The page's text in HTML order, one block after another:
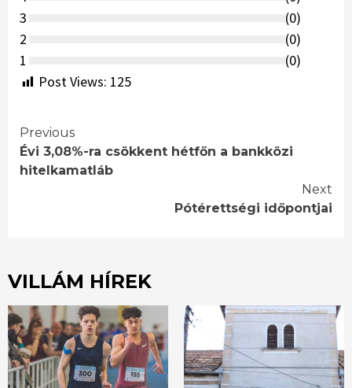
3
(0)
2
(0)
1
(0)
Post Views: 125
Continue
Reading
Previous
Évi 3,08%-ra csökkent hétfőn a bankközi
hitelkamatláb
Next
Pótérettségi időpontjai
VILLÁM HÍREK